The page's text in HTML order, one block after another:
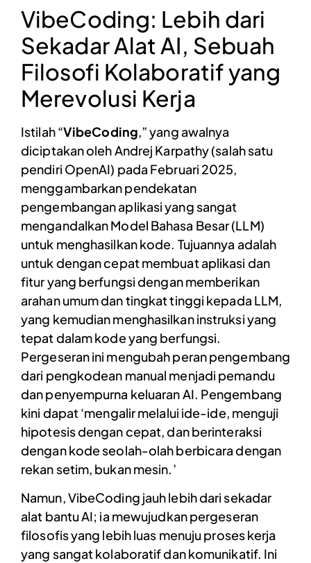
VibeCoding: Lebih dari
Sekadar Alat AI, Sebuah
Filosofi Kolaboratif yang
Merevolusi Kerja
Istilah “VibeCoding,” yang awalnya
diciptakan oleh Andrej Karpathy (salah satu
pendiri OpenAI) pada Februari 2025,
menggambarkan pendekatan
pengembangan aplikasi yang sangat
mengandalkan Model Bahasa Besar (LLM)
untuk menghasilkan kode. Tujuannya adalah
untuk dengan cepat membuat aplikasi dan
fitur yang berfungsi dengan memberikan
arahan umum dan tingkat tinggi kepada LLM,
yang kemudian menghasilkan instruksi yang
tepat dalam kode yang berfungsi.
Pergeseran ini mengubah peran pengembang
dari pengkodean manual menjadi pemandu
dan penyempurna keluaran AI. Pengembang
kini dapat ‘mengalir melalui ide-ide, menguji
hipotesis dengan cepat, dan berinteraksi
dengan kode seolah-olah berbicara dengan
rekan setim, bukan mesin.’
Namun, VibeCoding jauh lebih dari sekadar
alat bantu AI; ia mewujudkan pergeseran
filosofis yang lebih luas menuju proses kerja
yang sangat kolaboratif dan komunikatif. Ini